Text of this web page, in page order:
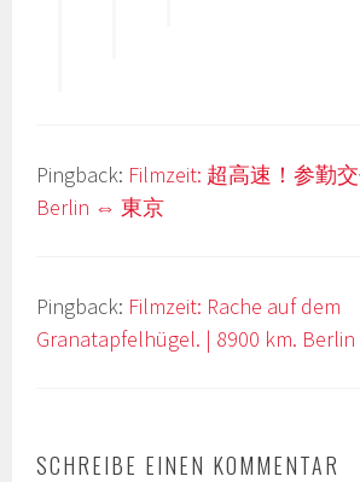
Pingback: Filmzeit: 超高速！参勤
Berlin ⇔ 東京
Pingback: Filmzeit: Rache auf dem
Granatapfelhügel. | 8900 km.
SCHREIBE EINEN KOMMENTAR